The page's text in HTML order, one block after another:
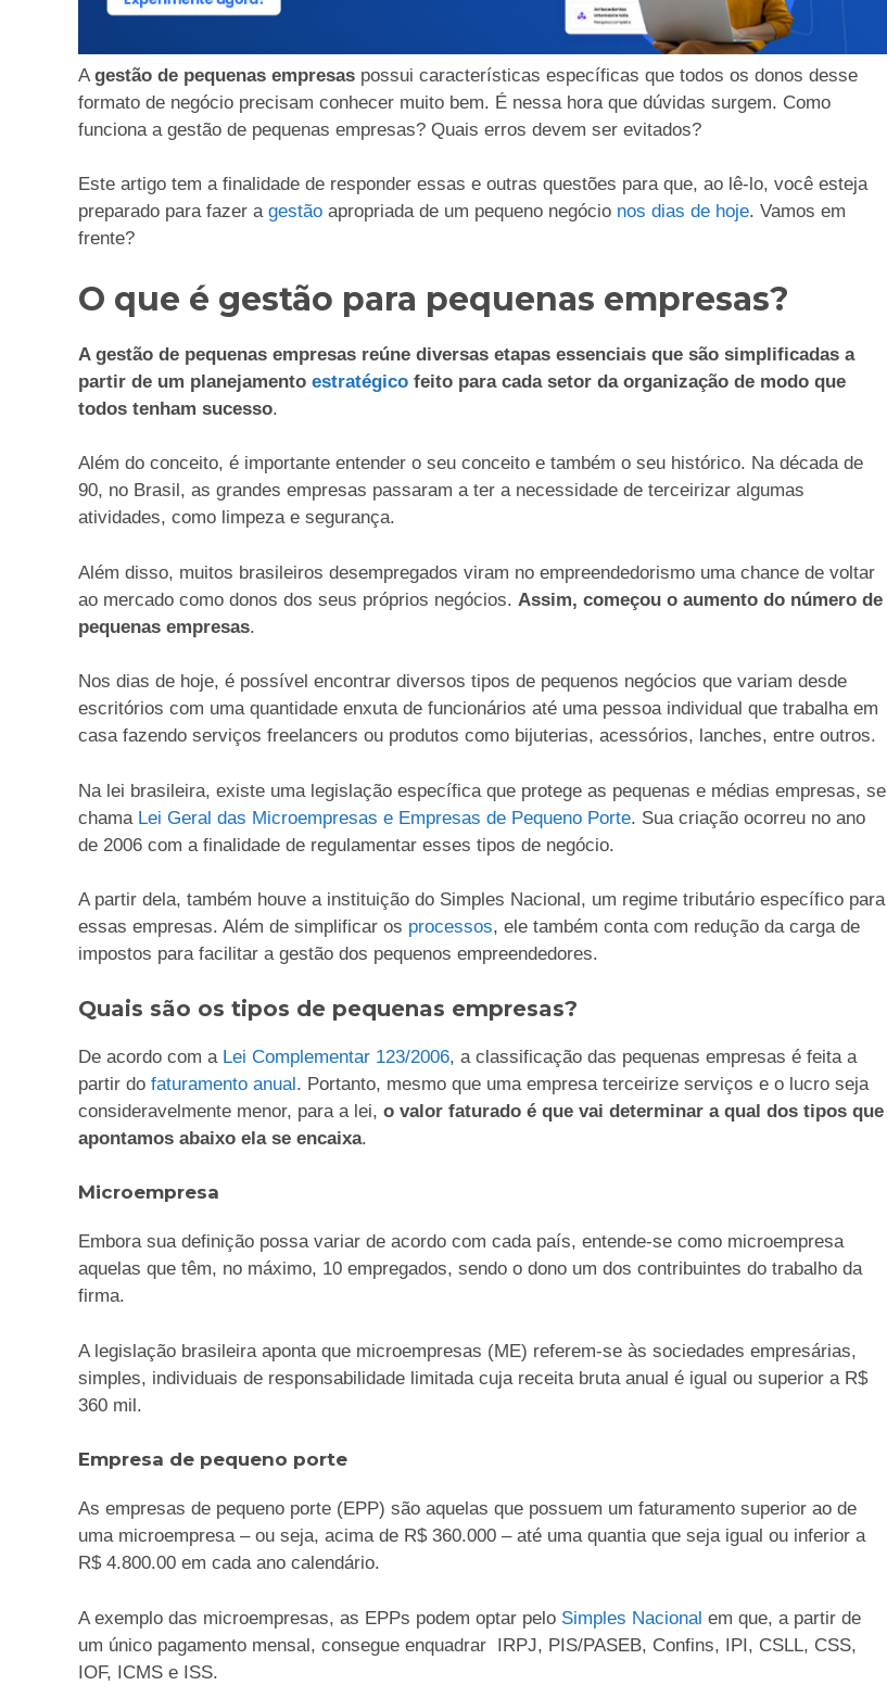
A gestão de pequenas empresas possui características específicas que todos os donos desse
formato de negócio precisam conhecer muito bem. É nessa hora que dúvidas surgem. Como
funciona a gestão de pequenas empresas? Quais erros devem ser evitados?
Este artigo tem a finalidade de responder essas e outras questões para que, ao lê-lo, você esteja
preparado para fazer agestão apropriada de um pequeno negócio nos dias de hoje. Vamos em
frente?
O que é gestão para pequenas empresas?
A gestão de pequenas empresas reúne diversas etapas essenciais que são simplificadas a
partir de um planejamento estratégico feito para cada setor da organização de modo que
todos tenham sucesso.
Além do conceito, é importante entender o seu conceito e também o seu histórico. Na década de
90, no Brasil, as grandes empresas passaram a ter a necessidade de terceirizar algumas
atividades, como limpeza e segurança.
Além disso, muitos brasileiros desempregados viram no empreendedorismo uma chance de voltar
ao mercado como donos dos seus próprios negócios. Assim, começou o aumento do número de
pequenas empresas.
Nos dias de hoje, é possível encontrar diversos tipos de pequenos negócios que variam desde
escritórios com uma quantidade enxuta de funcionários até uma pessoa individual que trabalha em
casa fazendo serviços freelancers ou produtos como bijuterias, acessórios, lanches, entre outros.
Na lei brasileira, existe uma legislação específica que protege as pequenas e médias empresas, se
chama Lei Geral das Microempresas e Empresas de Pequeno Porte. Sua criação ocorreu no ano
de 2006 com a finalidade de regulamentar esses tipos de negócio.
A partir dela, também houve a instituição do Simples Nacional, um regime tributário específico para
essas empresas. Além de simplificar os processos, ele também conta com redução da carga de
impostos para facilitar a gestão dos pequenos empreendedores.
Quais são os tipos de pequenas empresas?
De acordo com a Lei Complementar 123/2006, a classificação das pequenas empresas é feita a
partir do faturamento anual. Portanto, mesmo que uma empresa terceirize serviços e o lucro seja
consideravelmente menor, para a lei, o valor faturado é que vai determinar a qual dos tipos que
apontamos abaixo ela se encaixa.
Microempresa
Embora sua definição possa variar de acordo com cada país, entende-se como microempresa
aquelas que têm, no máximo, 10 empregados, sendo o dono um dos contribuintes do trabalho da
firma.
A legislação brasileira aponta que microempresas (ME) referem-se às sociedades empresárias,
simples, individuais de responsabilidade limitada cuja receita bruta anual é igual ou superior a R$
360 mil.
Empresa de pequeno porte
As empresas de pequeno porte (EPP) são aquelas que possuem um faturamento superior ao de
uma microempresa – ou seja, acima de R$ 360.000 – até uma quantia que seja igual ou inferior a
R$ 4.800.00 em cada ano calendário.
A exemplo das microempresas, as EPPs podem optar pelo Simples Nacional em que, a partir de
um único pagamento mensal, consegue enquadrar IRPJ, PIS/PASEB, Confins, IPI, CSLL, CSS,
IOF, ICMS e ISS.